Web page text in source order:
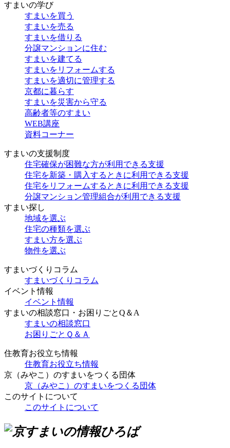
すまいの学び
すまいを買う
すまいを売る
すまいを借りる
分譲マンションに住む
すまいを建てる
すまいをリフォームする
すまいを適切に管理する
京都に暮らす
すまいを災害から守る
高齢者等のすまい
WEB講座
資料コーナー
すまいの支援制度
住宅確保が困難な方が利用できる支援
住宅を新築・購入するときに利用できる支援
住宅をリフォームするときに利用できる支援
分譲マンション管理組合が利用できる支援
すまい探し
地域を選ぶ
住宅の種類を選ぶ
すまい方を選ぶ
物件を選ぶ
すまいづくりコラム
すまいづくりコラム
イベント情報
イベント情報
すまいの相談窓口・お困りごとQ＆A
すまいの相談窓口
お困りごとＱ＆Ａ
住教育お役立ち情報
住教育お役立ち情報
京（みやこ）のすまいをつくる団体
京（みやこ）のすまいをつくる団体
このサイトについて
このサイトについて